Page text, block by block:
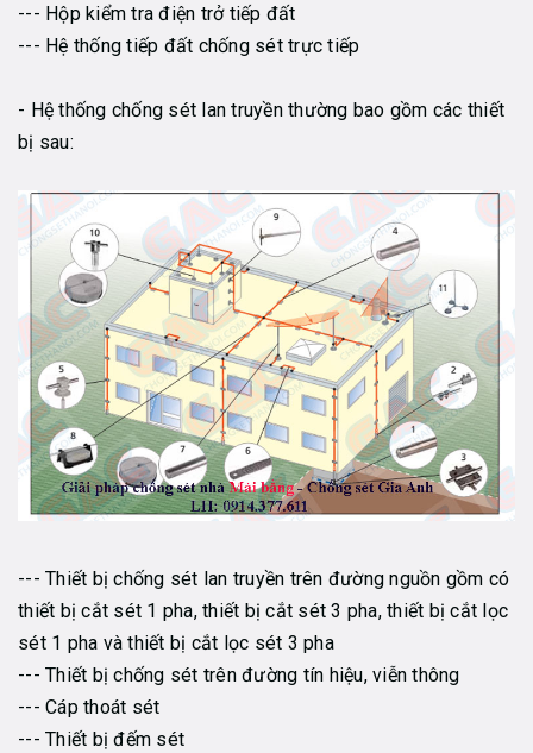
--- Hộp kiểm tra điện trở tiếp đất
--- Hệ thống tiếp đất chống sét trực tiếp
- Hệ thống chống sét lan truyền thường bao gồm các thiết
bị sau:
--- Thiết bị chống sét lan truyền trên đường nguồn gồm có
thiết bị cắt sét 1 pha, thiết bị cắt sét 3 pha, thiết bị cắt lọc
sét 1 pha và thiết bị cắt lọc sét 3 pha
--- Thiết bị chống sét trên đường tín hiệu, viễn thông
--- Cáp thoát sét
--- Thiết bị đếm sét